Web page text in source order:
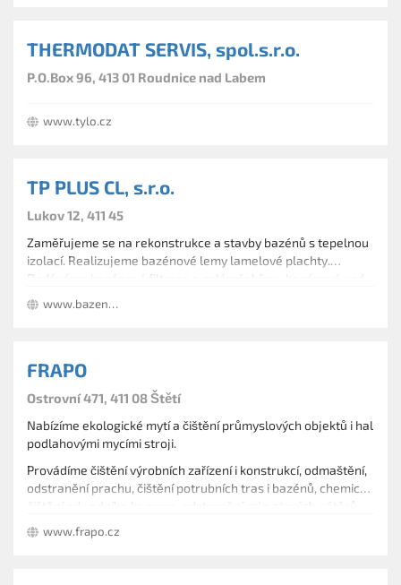
THERMODAT SERVIS, spol.s.r.o.
P.O.Box 96, 413 01 Roudnice nad Labem
www.tylo.cz
TP PLUS CL, s.r.o.
Lukov 12, 411 45
Zaměřujeme se na rekonstrukce a stavby bazénů s tepelnou
izolací. Realizujeme bazénové lemy lamelové plachty.
Dodáváme bazénové filtrace a solární ohřevy bazénové vody,
chrliče, vodopády, skokanské lávky, skluzavky a další.
www.bazenove-lemy.cz
FRAPO
Ostrovní 471, 411 08 Štětí
Nabízíme ekologické mytí a čištění průmyslových objektů i hal
podlahovými mycími stroji.
Provádíme čištění výrobních zařízení i konstrukcí, odmaštění,
odstranění prachu, čištění potrubních tras i bazénů, chemické
čištění od vodního kamene, odstranění rzi a starých nátěrů.
www.frapo.cz